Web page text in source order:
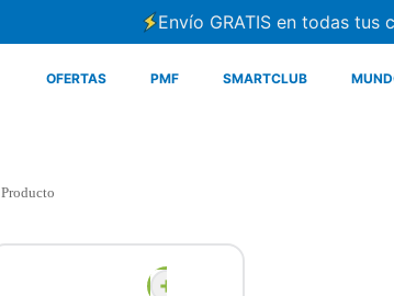
Envío GRATIS en todas
OFERTAS PMF SMARTCLUB
Producto